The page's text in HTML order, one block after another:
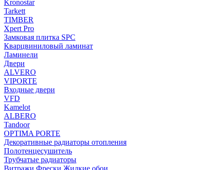
Kronostar
Tarkett
TIMBER
Xpert Pro
Замковая плитка SPC
Кварцвиниловый ламинат
Ламинели
Двери
ALVERO
VIPORTE
Входные двери
VFD
Kamelot
ALBERO
Tandoor
OPTIMA PORTE
Декоративные радиаторы отопления
Полотенцесушитель
Трубчатые радиаторы
Витражи Фрески Жидкие обои